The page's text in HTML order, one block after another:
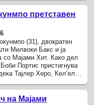
претставен
(31), двократен
Милвоки Бакс и ја
со Мајами Хит. Како дел
Портис пристигнува
Тајлер Херо, Кел’ел
...
на Мајами